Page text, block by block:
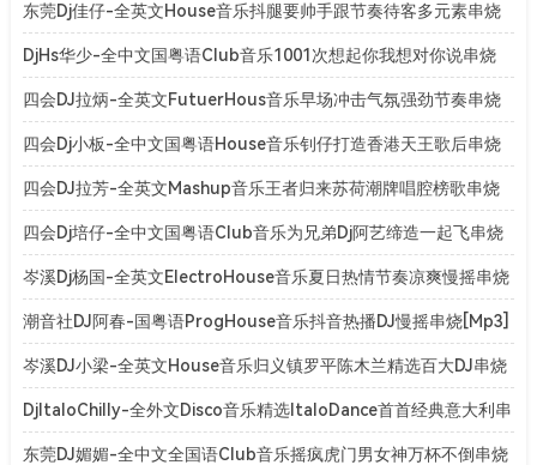
东莞Dj佳仔-全英文House音乐抖腿要帅手跟节奏待客多元素串烧
[Mp3]
DjHs华少-全中文国粤语Club音乐1001次想起你我想对你说串烧
[Mp3]
四会DJ拉炳-全英文FutuerHous音乐早场冲击气氛强劲节奏串烧
[Mp3]
四会Dj小板-全中文国粤语House音乐钊仔打造香港天王歌后串烧
[Mp3]
四会DJ拉芳-全英文Mashup音乐王者归来苏荷潮牌唱腔榜歌串烧
[Mp3]
四会Dj培仔-全中文国粤语Club音乐为兄弟Dj阿艺缔造一起飞串烧
[Mp3]
岑溪Dj杨国-全英文ElectroHouse音乐夏日热情节奏凉爽慢摇串烧
[Mp3]
潮音社DJ阿春-国粤语ProgHouse音乐抖音热播DJ慢摇串烧[Mp3]
岑溪DJ小梁-全英文House音乐归义镇罗平陈木兰精选百大DJ串烧
[Mp3]
DjItaloChilly-全外文Disco音乐精选ItaloDance首首经典意大利串
烧[Mp3]
东莞DJ媚媚-全中文全国语Club音乐摇疯虎门男女神万杯不倒串烧